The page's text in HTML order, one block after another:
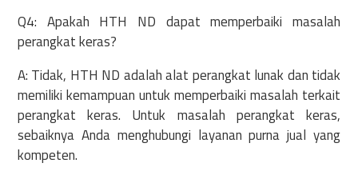
Q4: Apakah HTH ND dapat memperbaiki masalah
perangkat keras?
A: Tidak, HTH ND adalah alat perangkat lunak dan tidak
memiliki kemampuan untuk memperbaiki masalah terkait
perangkat keras. Untuk masalah perangkat keras,
sebaiknya Anda menghubungi layanan purna jual yang
kompeten.